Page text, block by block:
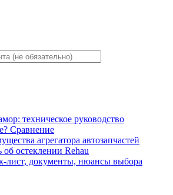
техническое руководство
Сравнение
агрегатора автозапчастей
остеклении Rehau
лист, документы, нюансы выбора